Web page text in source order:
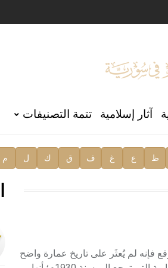
آثار إسلامية تتمة التصنيفات
ظ ع غ ف ق ك ل م
فإنه لم يُعثَر على تاريخ عمارة واضح